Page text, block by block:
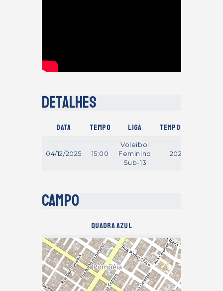
Detalhes
Data Tempo Liga Temporada
04/12/2025 15:00
Voleibol
Feminino
Sub-13
2025
Campo
Quadra Azul